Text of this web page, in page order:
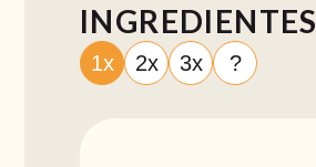
INGREDIENTES
1x 2x 3x ?